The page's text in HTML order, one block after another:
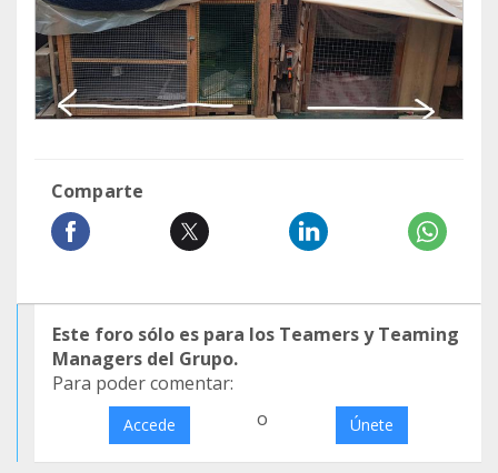
Comparte
Este foro sólo es para los Teamers y Teaming
Managers del Grupo.
Para poder comentar:
Accede o Únete